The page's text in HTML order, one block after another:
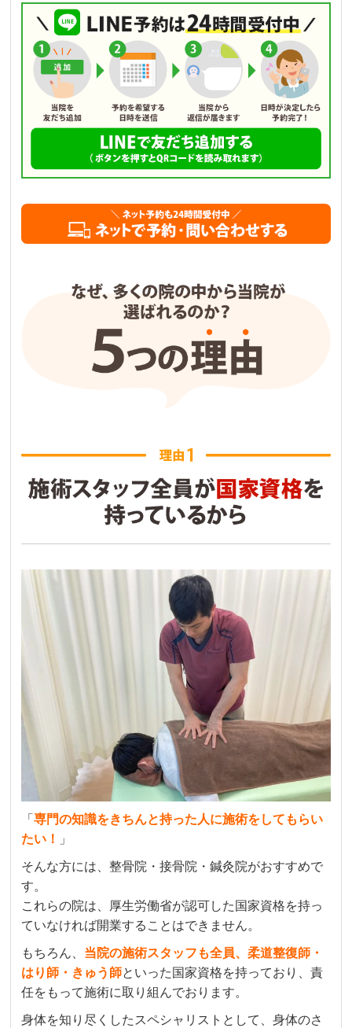
「専門の知識をきちんと持った人に施術をしてもらい
たい！
」
そんな方には、整骨院・接骨院・鍼灸院がおすすめで
す。
これらの院は、厚生労働省が認可した国家資格を持っ
ていなければ開業することはできません。
もちろん、 当院の施術スタッフも全員、柔道整復師・
はり師・きゅう師といった国家資格を持っており、責
任をもって施術に取り組んでおります。
身体を知り尽くしたスペシャリストとして、身体のさ